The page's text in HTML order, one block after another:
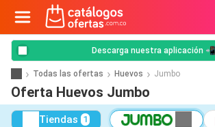
Descarga nuestra aplicación 📲
Todas las ofertas Huevos Jumbo
Oferta Huevos Jumbo
Tiendas 1